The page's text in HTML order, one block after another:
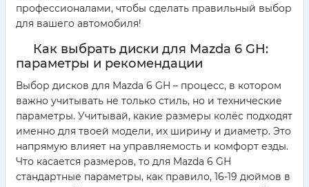
профессионалами, чтобы сделать правильный выбор
для вашего автомобиля!
Как выбрать диски для Mazda 6 GH:
параметры и рекомендации
Выбор дисков для Mazda 6 GH – процесс, в котором
важно учитывать не только стиль, но и технические
параметры. Учитывай, какие размеры колёс подходят
именно для твоей модели, их ширину и диаметр. Это
напрямую влияет на управляемость и комфорт езды.
Что касается размеров, то для Mazda 6 GH
стандартные параметры, как правило, 16-19 дюймов в